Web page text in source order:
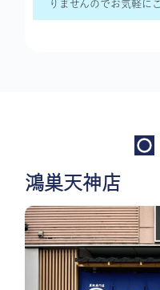
りませんのでお気軽に
鴻巣天神店